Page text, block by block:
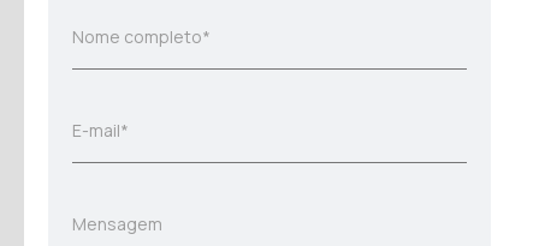
Nome completo*
E-mail*
Mensagem